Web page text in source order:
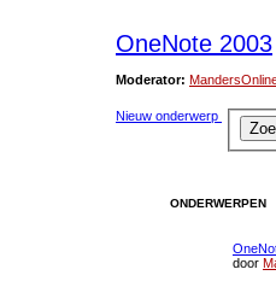
OneNote 2003
Moderator:
Nieuw onderwerp
ONDERWERPEN
door